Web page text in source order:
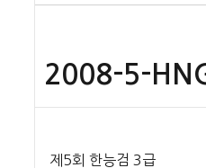
2008-5-
제5회 한능검 3급